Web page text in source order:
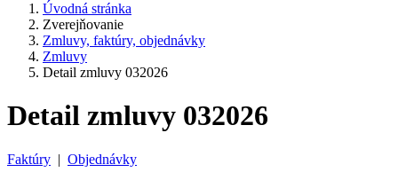
Úvodná stránka
Zverejňovanie
Zmluvy, faktúry, objednávky
Zmluvy
Detail zmluvy 032026
Detail zmluvy 032026
Faktúry | Objednávky